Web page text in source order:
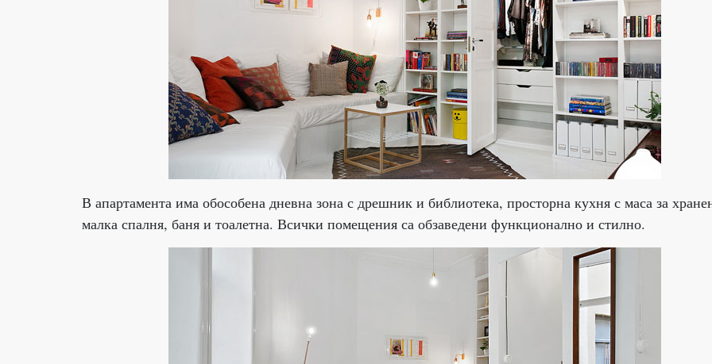
В апартамента има обособена дневна зона с дрешник и библиотека, просторна кухня с маса за
малка спалня, баня и тоалетна. Всички помещения са обзаведени функционално и стилно.